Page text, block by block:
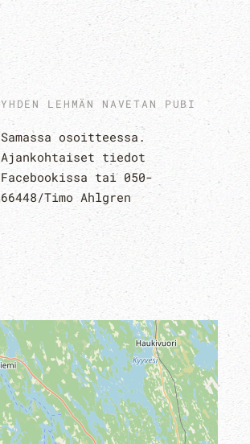
YHDEN LEHMÄN NAVETAN PUBI
Samassa osoitteessa.
Ajankohtaiset tiedot
Facebookissa tai 050-
66448/Timo Ahlgren